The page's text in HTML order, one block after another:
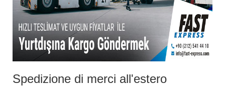
Spedizione di merci all'estero